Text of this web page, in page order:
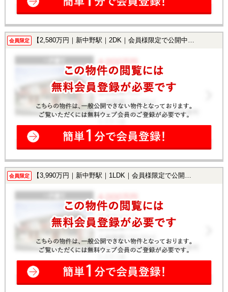
会員限定 【2,580万円｜新中野駅｜2DK｜会員様限定で公開中！】
会員限定 【3,990万円｜新中野駅｜1LDK｜会員様限定で公開中！】